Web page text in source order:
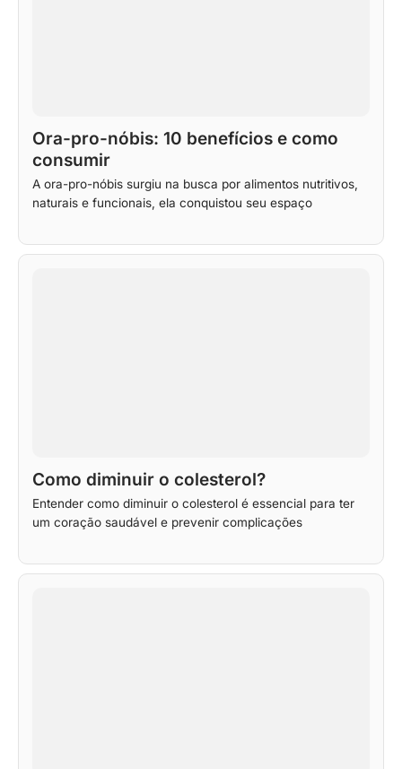
Ora-pro-nóbis: 10 benefícios e como
consumir
A ora-pro-nóbis surgiu na busca por alimentos nutritivos,
naturais e funcionais, ela conquistou seu espaço
Como diminuir o colesterol?
Entender como diminuir o colesterol é essencial para ter
um coração saudável e prevenir complicações